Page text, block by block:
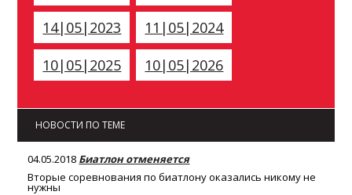
14|05|2023
11|05|2024
10|05|2025
10|05|2026
НОВОСТИ ПО ТЕМЕ
04.05.2018 Биатлон отменяется
Вторые соревнования по биатлону оказались никому не
нужны